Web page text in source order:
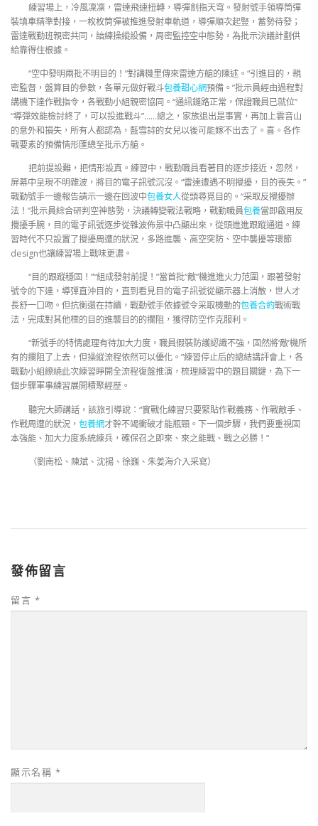
練習場上，冷風凜凜，雷達飛速扭轉，導彈劍指天穹。發射號手領導筒彈
裝填車精準對接，一枚枚筒彈被推進發射車軌道，導彈順次起豎，蓄勢待發；
雷達戰勤班親密共同，諳練操縱設備，周密監控空中態勢，為批示決議計劃供
給靠得住根據。
“空中發明兩批不明目的！”對講機里傳來雷達方艙的陳述。“引進目的，親
密監督，盤算目的參數，各單元做好戰斗包養甜心網預備。”批示員經由過程對
講機下達作戰指令，各戰勤小組親密協同。“通訊鏈路正常，保證職員已就位”
“導彈效能檢討終了，可以投進戰斗”……總之，家族退出是事實，再加上雲音山
的意外和損失，所有人都認為，藍雪詩的女兒以後可能嫁不出去了。喜。各作
戰要素的預備情形匯總至批示方艙。
把前提設難，把情形設真。練習中，戰勤職員看著目的逐步接近，忽然，
屏幕中呈現不明雜波，將目的電子訊號沉沒。“雷達遭遇不明攪擾，目的喪失。”
戰勤號手一邊報告請示一邊在回波中包養女人從頭尋覓目的。“采取反攪擾辦
法！”批示員綜合研判空神態勢，決議轉變戰法戰略，戰勤職員包養當即啟用反
攪擾手腕，目的電子訊號逐步從雜波佈景中凸顯出來，從頭進進跟蹤通道。練
習時代不只設置了攪擾周遭的狀況，多路進襲、高空突防、空中襲擾等環節
design也讓練習場上戰味更濃。
“目的跟蹤穩固！”“組成發射前提！”當首批“敵”機進進火力范圍，跟著發射
號令的下達，導彈直沖目的，直到看見目的電子訊號從顯示器上消散，世人才
長舒一口吻。但抗衡還在持續，戰勤號手依據號令采取機動的包養合約戰術戰
法，完成對其他標的目的進襲目的的攔阻，獲得防空作克服利。
“新號手的特情處理有待加大力度，職員假裝防護認識不強，固然將‘敵’機所
有的攔阻了上去，但操縱流程依然可以優化。”練習停止后的總結講評會上，各
戰勤小組繚繞此次練習睜開全流程復盤推演，梳理練習中的題目關鍵，為下一
個步驟軍事練習展開積聚經歷。
聽完大師講話，該旅引導說：“實戰化練習只要緊貼作戰義務、作戰敵手、
作戰周遭的狀況， 包養網才幹不竭衝破才能瓶頸。下一個步驟，我們要重視固
本強能、加大力度系統練兵，確保召之即來、來之能戰、戰之必勝！”
（劉南松、陳斌、沈揚、徐巍、朱姜海介入采寫）
發佈留言
留言 *
顯示名稱 *